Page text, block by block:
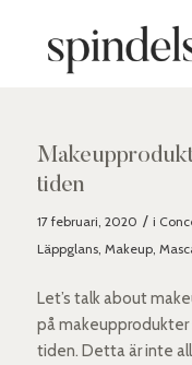
tiden
17 februari, 2020 / i
Läppglans, Makeup,
Let’s talk about
på
tiden. Detta är inte